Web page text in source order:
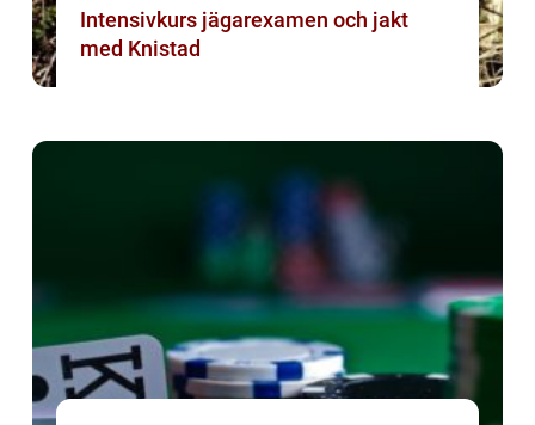
Intensivkurs jägarexamen och jakt
med Knistad